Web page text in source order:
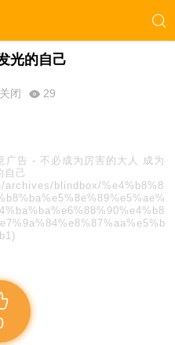
光的自己
闭 29
广告 - 不必成为厉害的大人 成为
自己
blindbox/%e4%b8%8